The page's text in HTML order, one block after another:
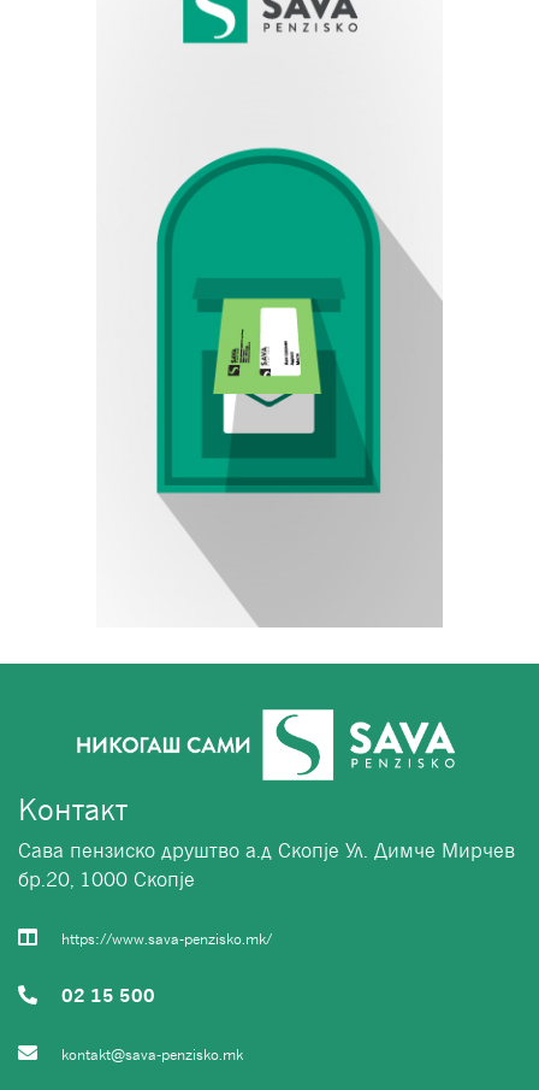
Контакт
Сава пензиско друштво а.д Скопје Ул. Димче Мирчев
бр.20, 1000 Скопје
https://www.sava-penzisko.mk/
02 15 500
kontakt@sava-penzisko.mk